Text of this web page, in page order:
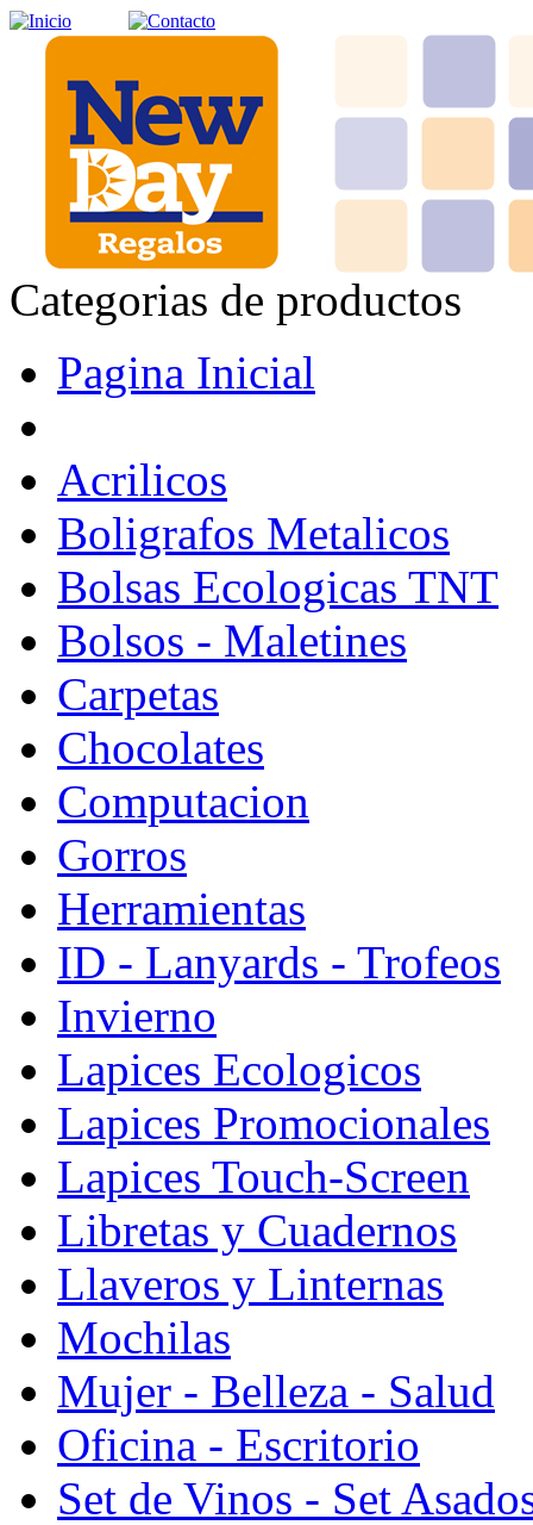
Categorias de productos
Pagina Inicial
Acrilicos
Boligrafos Metalicos
Bolsas Ecologicas TNT
Bolsos - Maletines
Carpetas
Chocolates
Computacion
Gorros
Herramientas
ID - Lanyards - Trofeos
Invierno
Lapices Ecologicos
Lapices Promocionales
Lapices Touch-Screen
Libretas y Cuadernos
Llaveros y Linternas
Mochilas
Mujer - Belleza - Salud
Oficina - Escritorio
Set de Vinos - Set